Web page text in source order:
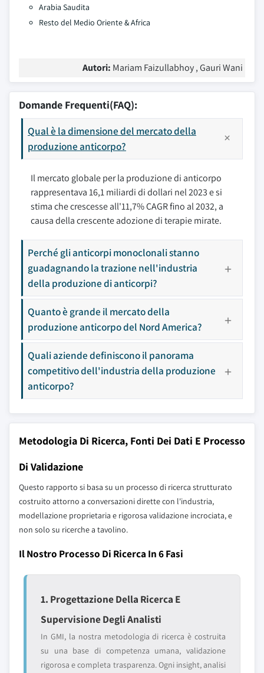
Arabia Saudita
Resto del Medio Oriente & Africa
Autori: Mariam Faizullabhoy , Gauri Wani
Domande Frequenti(FAQ):
Qual è la dimensione del mercato della
produzione anticorpo?
Il mercato globale per la produzione di anticorpo
rappresentava 16,1 miliardi di dollari nel 2023 e si
stima che crescesse all'11,7% CAGR fino al 2032, a
causa della crescente adozione di terapie mirate.
Perché gli anticorpi monoclonali stanno
guadagnando la trazione nell'industria
della produzione di anticorpi?
Quanto è grande il mercato della
produzione anticorpo del Nord America?
Quali aziende definiscono il panorama
competitivo dell'industria della produzione
anticorpo?
Metodologia Di Ricerca, Fonti Dei Dati E Processo
Di Validazione
Questo rapporto si basa su un processo di ricerca strutturato
costruito attorno a conversazioni dirette con l'industria,
modellazione proprietaria e rigorosa validazione incrociata, e
non solo su ricerche a tavolino.
Il Nostro Processo Di Ricerca In 6 Fasi
1. Progettazione Della Ricerca E
Supervisione Degli Analisti
In GMI, la nostra metodologia di ricerca è costruita
su una base di competenza umana, validazione
rigorosa e completa trasparenza. Ogni insight, analisi